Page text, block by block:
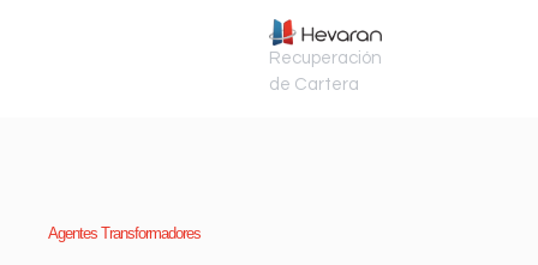
Recuperación
de Cartera
Agentes Transformadores